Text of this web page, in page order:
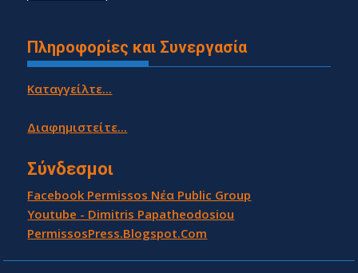
Πληροφορίες και Συνεργασία
Καταγγείλτε...
Διαφημιστείτε...
Σύνδεσμοι
Facebook Permissos Νέα Public Group
Youtube - Dimitris Papatheodosiou
PermissosPress.Blogspot.Com